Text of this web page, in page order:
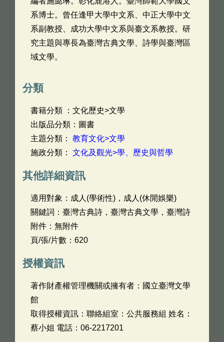
系博士。曾任逢甲大學中文系、中正大學中文
系副教授、成功大學中文系與臺文系教授。研
究主題與專長為臺灣古典文學、詩學與臺灣區
域文學。
分類
書籍分類 ：文化歷史>文學
出版品分類：圖書
主題分類： 教育文化>文學
施政分類： 文化及觀光>學、歷史與哲學
其他詳細資訊
適用對象：成人(學術性)，成人(休閒娛樂)
關鍵詞：臺灣古典詩，臺灣古典文學，臺灣詩
附件：無附件
頁/張/片數：620
授權資訊
著作財產權管理機關或擁有者：國立臺灣文學
館
取得授權資訊：聯絡組室：公共服務組 姓名：
蔡小姐 電話：06-2217201